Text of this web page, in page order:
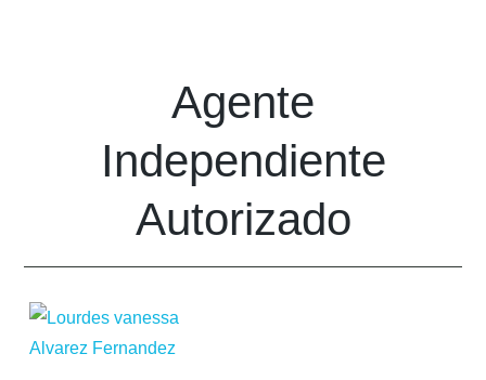
Agente
Independiente
Autorizado